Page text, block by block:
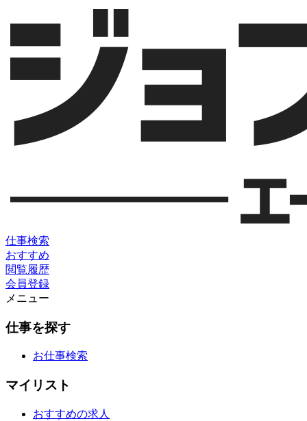
仕事検索
おすすめ
閲覧履歴
会員登録
メニュー
仕事を探す
お仕事検索
マイリスト
おすすめの求人